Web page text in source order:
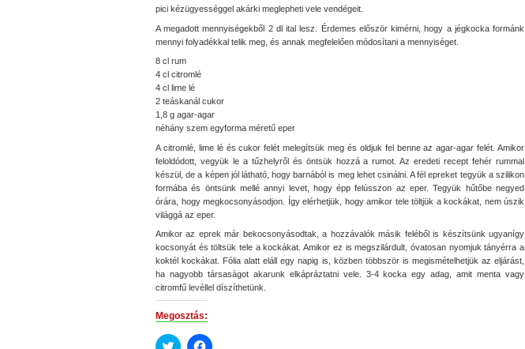
pici kézügyességgel akárki meglepheti vele vendégeit.
A megadott mennyiségekből 2 dl ital lesz. Érdemes először kimérni, hogy a jégkocka formánk
mennyi folyadékkal telik meg, és annak megfelelően módosítani a mennyiséget.
8 cl rum
4 cl citromlé
4 cl lime lé
2 teáskanál cukor
1,8 g agar-agar
néhány szem egyforma méretű eper
A citromlé, lime lé és cukor felét melegítsük meg és oldjuk fel benne az agar-agar felét. Amikor
feloldódott, vegyük le a tűzhelyről és öntsük hozzá a rumot. Az eredeti recept fehér rummal
készül, de a képen jól látható, hogy barnából is meg lehet csinálni. A fél epreket tegyük a szilikon
formába és öntsünk mellé annyi levet, hogy épp felússzon az eper. Tegyük hűtőbe negyed
órára, hogy megkocsonyásodjon. Így elérhetjük, hogy amikor tele töltjük a kockákat, nem úszik
világgá az eper.
Amikor az eprek már bekocsonyásodtak, a hozzávalók másik feléből is készítsünk ugyanígy
kocsonyát és töltsük tele a kockákat. Amikor ez is megszilárdult, óvatosan nyomjuk tányérra a
koktél kockákat. Fólia alatt eláll egy napig is, közben többször is megismételhetjük az eljárást,
ha nagyobb társaságot akarunk elkápráztatni vele. 3-4 kocka egy adag, amit menta vagy
citromfű levéllel díszíthetünk.
Megosztás:
Click Click